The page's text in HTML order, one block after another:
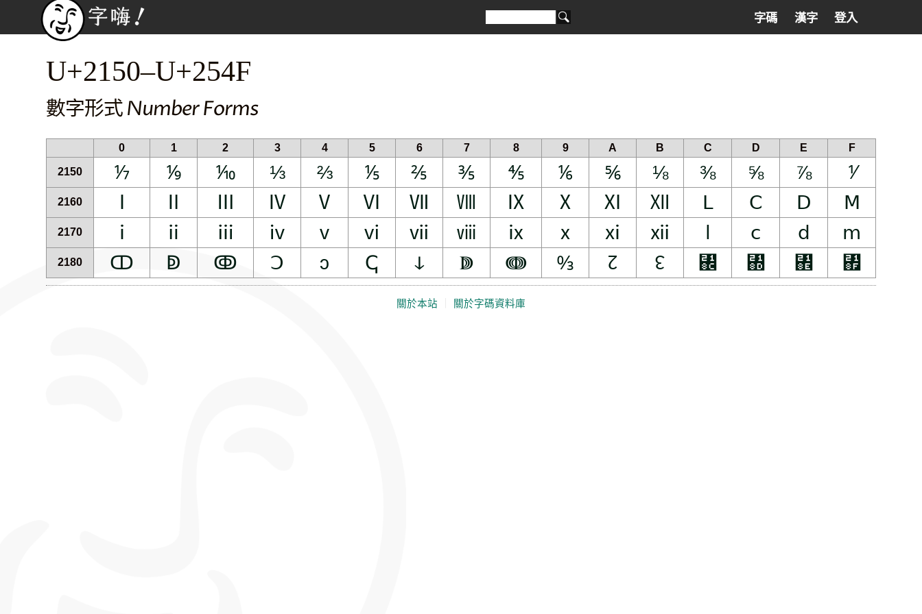
字碼 漢字 登入
U+2150–U+254F
數字形式 Number Forms
0 1 2 3 4 5 6 7 8 9 A B C D E F
2150 ⅐ ⅑ ⅒ ⅓ ⅔ ⅕ ⅖ ⅗ ⅘ ⅙ ⅚ ⅛ ⅜ ⅝ ⅞ ⅟
2160 Ⅳ Ⅴ Ⅵ Ⅶ Ⅷ Ⅸ Ⅹ Ⅺ Ⅻ Ⅼ Ⅽ Ⅾ Ⅿ
2170 ⅰ ⅱ ⅲ ⅳ ⅴ ⅵ ⅶ ⅷ ⅸ ⅹ ⅺ ⅻ ⅽ ⅾ ⅿ
2180 ↀ ↁ ↂ Ↄ ↄ ↅ ↆ ↇ ↈ ↉ ↊ ↋ ↌ ↍ ↎ ↏
關於本站 關於字碼資料庫